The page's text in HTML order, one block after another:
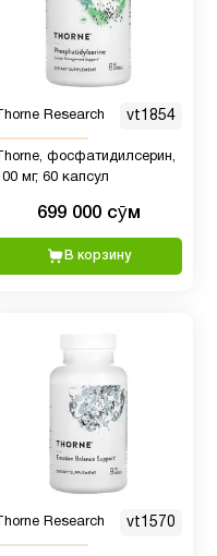
Thorne Research vt1854
Thorne, фосфатидилсерин,
100 мг, 60 капсул
699 000 сӯм
В корзину
Thorne Research vt1570